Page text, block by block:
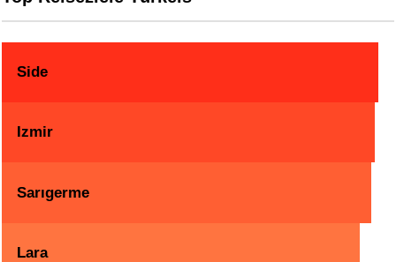
Side
Izmir
Sarıgerme
Lara